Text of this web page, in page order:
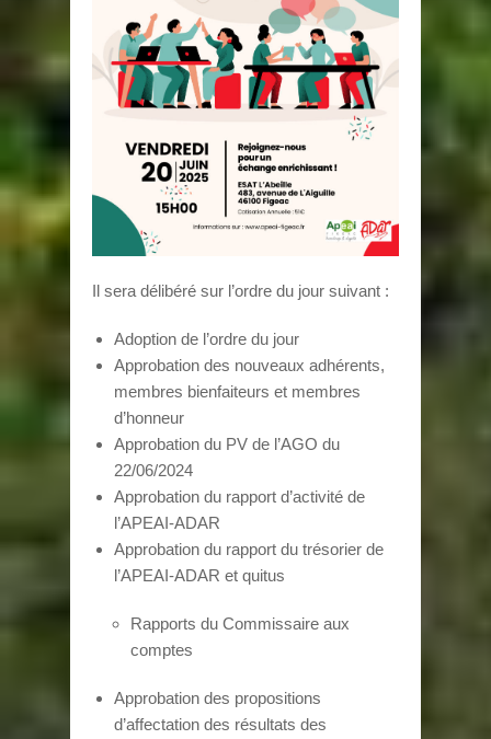
Il sera délibéré sur l’ordre du jour suivant :
Adoption de l’ordre du jour
Approbation des nouveaux adhérents,
membres bienfaiteurs et membres
d’honneur
Approbation du PV de l’AGO du
22/06/2024
Approbation du rapport d’activité de
l’APEAI-ADAR
Approbation du rapport du trésorier de
l’APEAI-ADAR et quitus
Rapports du Commissaire aux
comptes
Approbation des propositions
d’affectation des résultats des